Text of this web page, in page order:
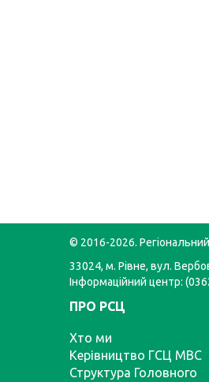
© 2016-2026.
33024, м. Рівне, вул.
Інформаційний центр:
ПРО РСЦ
Хто ми
Керівництво ГСЦ МВС
Структура Головного